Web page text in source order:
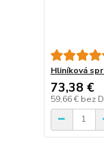
Hliníková
73,38 €
59,66 € bez